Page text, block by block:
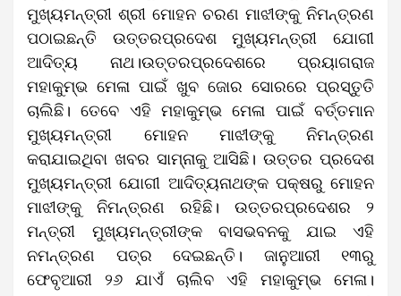
ମୁଖ୍ୟମନ୍ତ୍ରୀ ଶ୍ରୀ ମୋହନ ଚରଣ ମାଝୀଙ୍କୁ ନିମନ୍ତ୍ରଣ
ପଠାଇଛନ୍ତି ଉତ୍ତରପ୍ରଦେଶ ମୁଖ୍ୟମନ୍ତ୍ରୀ ଯୋଗୀ
ଆଦିତ୍ୟ ନାଥ।ଉତ୍ତରପ୍ରଦେଶରେ ପ୍ରୟାଗରାଜ
ମହାକୁମ୍ଭ ମେଳା ପାଇଁ ଖୁବ ଜୋର ସୋରରେ ପ୍ରସ୍ତୁତି
ଚାଲିଛି। ତେବେ ଏହି ମହାକୁମ୍ଭ ମେଳା ପାଇଁ ବର୍ତ୍ତମାନ
ମୁଖ୍ୟମନ୍ତ୍ରୀ ମୋହନ ମାଝୀଙ୍କୁ ନିମନ୍ତ୍ରଣ
କରାଯାଇଥିବା ଖବର ସାମ୍ନାକୁ ଆସିଛି। ଉତ୍ତର ପ୍ରଦେଶ
ମୁଖ୍ୟମନ୍ତ୍ରୀ ଯୋଗୀ ଆଦିତ୍ୟନାଥଙ୍କ ପକ୍ଷରୁ ମୋହନ
ମାଝୀଙ୍କୁ ନିମନ୍ତ୍ରଣ ରହିଛି। ଉତ୍ତରପ୍ରଦେଶର ୨
ମନ୍ତ୍ରୀ ମୁଖ୍ୟମନ୍ତ୍ରୀଙ୍କ ବାସଭବନକୁ ଯାଇ ଏହି
ନମନ୍ତ୍ରଣ ପତ୍ର ଦେଇଛନ୍ତି। ଜାନୁଆରୀ ୧୩ରୁ
ଫେବୃଆରୀ ୨୬ ଯାଏଁ ଚାଲିବ ଏହି ମହାକୁମ୍ଭ ମେଳା।